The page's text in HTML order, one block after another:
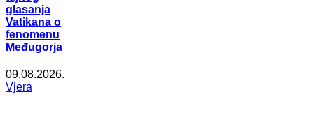
glasanja
Vatikana o
fenomenu
Međugorja
09.08.2026.
Vjera